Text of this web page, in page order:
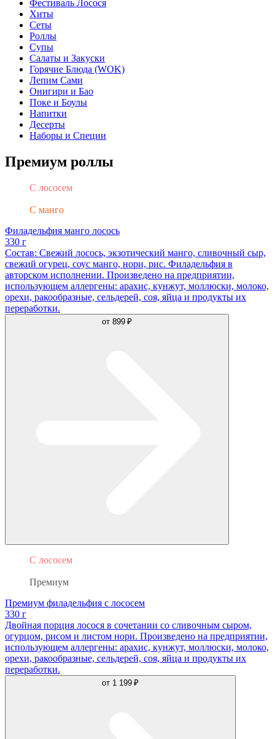
Фестиваль Лосося
Хиты
Сеты
Роллы
Супы
Салаты и Закуски
Горячие Блюда (WOK)
Лепим Сами
Онигири и Бао
Поке и Боулы
Напитки
Десерты
Наборы и Специи
Премиум роллы
С лососем
С манго
Филадельфия манго лосось
330 г
Состав: Свежий лосось, экзотический манго, сливочный сыр,
свежий огурец, соус манго, нори, рис. Филадельфия в
авторском исполнении. Произведено на предприятии,
использующем аллергены: арахис, кунжут, моллюски, молоко,
орехи, ракообразные, сельдерей, соя, яйца и продукты их
переработки.
от 899 ₽
С лососем
Премиум
Премиум филадельфия с лососем
330 г
Двойная порция лосося в сочетании со сливочным сыром,
огурцом, рисом и листом нори. Произведено на предприятии,
использующем аллергены: арахис, кунжут, моллюски, молоко,
орехи, ракообразные, сельдерей, соя, яйца и продукты их
переработки.
от 1 199 ₽